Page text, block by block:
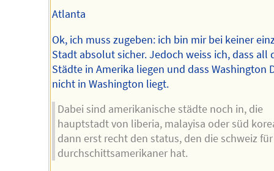
Atlanta
Ok, ich muss zugeben: ich bin mir bei keiner
Stadt absolut sicher. Jedoch weiss ich, dass all
Städte in Amerika liegen und dass Washington
nicht in Washington liegt.
Dabei sind amerikanische städte noch in, die
hauptstadt von liberia, malayisa oder süd
dann erst recht den status, den die schweiz
durchschittsamerikaner hat.